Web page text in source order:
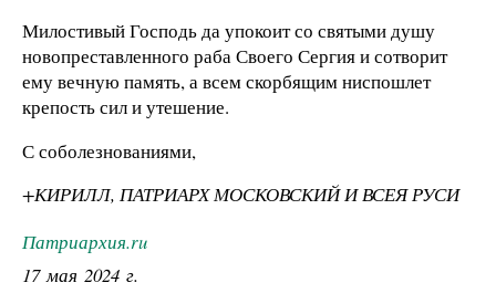
Милостивый Господь да упокоит со святыми душу
новопреставленного раба Своего Сергия и сотворит
ему вечную память, а всем скорбящим ниспошлет
крепость сил и утешение.
С соболезнованиями,
+КИРИЛЛ, ПАТРИАРХ МОСКОВСКИЙ И ВСЕЯ РУСИ
Патриархия.ru
17 мая 2024 г.